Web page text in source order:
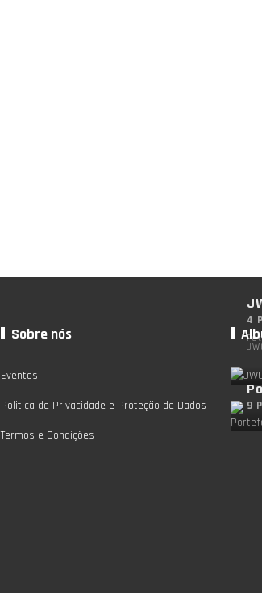
Sobre nós
Eventos
Politica de Privacidade e Proteção de Dados
Termos e Condições
4
9